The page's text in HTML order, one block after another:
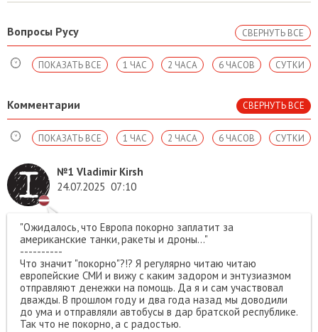
Вопросы Русу СВЕРНУТЬ ВСЕ
СУТКИ
6 ЧАСОВ
2 ЧАСА
1 ЧАС
ПОКАЗАТЬ ВСЕ
Комментарии СВЕРНУТЬ ВСЕ
СУТКИ
6 ЧАСОВ
2 ЧАСА
1 ЧАС
ПОКАЗАТЬ ВСЕ
№1 Vladimir Kirsh
24.07.2025 07:10
"Ожидалось, что Европа покорно заплатит за
американские танки, ракеты и дроны..."
----------
Что значит "покорно"?!? Я регулярно читаю читаю
европейские СМИ и вижу с каким задором и энтузиазмом
отправляют денежки на помощь. Да я и сам участвовал
дважды. В прошлом году и два года назад мы доводили
до ума и отправляли автобусы в дар братской республике.
Так что не покорно, а с радостью.